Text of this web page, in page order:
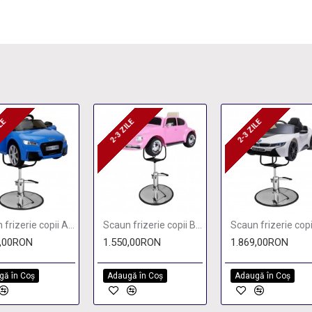
în Coş
2-3 ZILE
2-3 ZILE
1.550,00RON
Adaugă în Coş
2-3 ZILE
2-3 ZILE
1.869,00RON
Adaugă în Coş